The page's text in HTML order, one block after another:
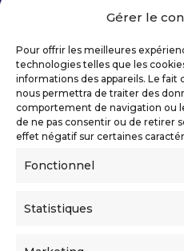
Gérer le
Pour offrir les meilleures
technologies telles que les
informations des appareils. Le
nous permettra de traiter des
comportement de navigation ou
de ne pas consentir ou de retirer
effet négatif sur certaines
Fonctionnel
Statistiques
Mentions légales
Politique de
Déclaration
Ils nous soutiennent